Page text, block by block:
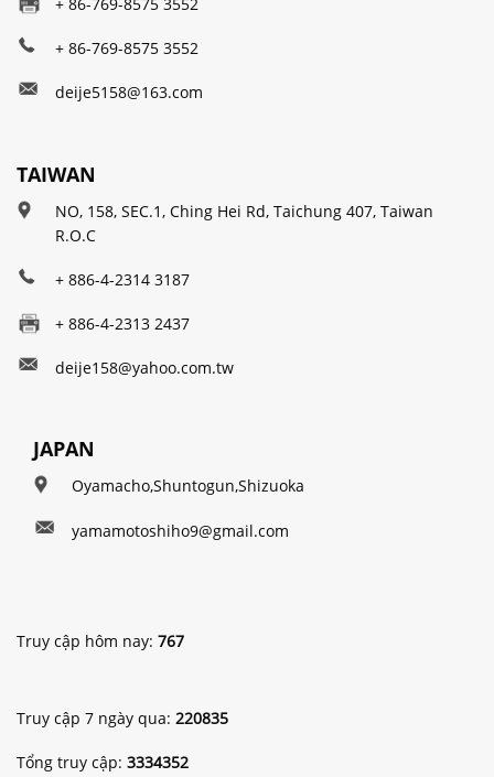
+ 86-769-8575 3552
deije5158@163.com
TAIWAN
NO, 158, SEC.1, Ching Hei Rd, Taichung 407, Taiwan
R.O.C
+ 886-4-2314 3187
+ 886-4-2313 2437
deije158@yahoo.com.tw
JAPAN
Oyamacho,Shuntogun,Shizuoka
yamamotoshiho9@gmail.com
Truy cập hôm nay: 767
Truy cập 7 ngày qua: 220835
Tổng truy cập: 3334352